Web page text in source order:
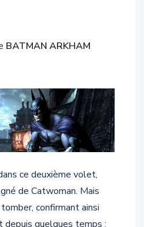
ce deuxième volet,
de Catwoman. Mais
confirmant ainsi